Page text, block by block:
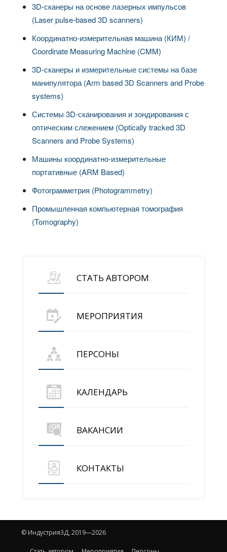
3D-сканеры на основе лазерных импульсов
(Laser pulse-based 3D scanners)
Координатно-измерительная машина (КИМ) /
Coordinate Measuring Machine (CMM)
3D-сканеры и измерительные системы на базе
манипулятора (Arm based 3D Scanners and Probe
systems)
Системы 3D-сканирования и зондирования с
оптическим слежением (Optically tracked 3D
Scanners and Probe Systems)
Машины координатно-измерительные
портативные (ARM Based)
Фотограмметрия (Photogrammetry)
Промышленная компьютерная томография
(Tomography)
СТАТЬ АВТОРОМ
МЕРОПРИЯТИЯ
ПЕРСОНЫ
КАЛЕНДАРЬ
ВАКАНСИИ
КОНТАКТЫ
© Индустрия3Д, 2019—2026